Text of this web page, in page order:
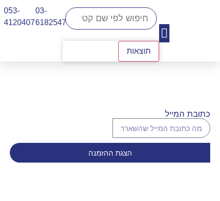
תוצאות
03-
6182547
053-
4120407​
כתובת המייל
הצגת ההזמנה